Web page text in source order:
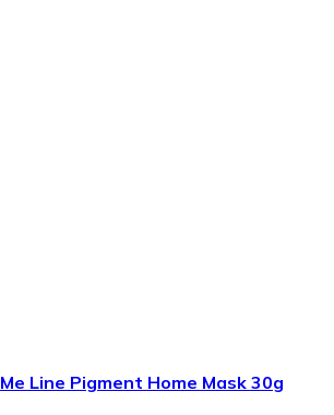
Me Line Pigment Home Mask 30g